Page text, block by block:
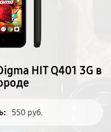
HIT Q401 3G в
550 руб.